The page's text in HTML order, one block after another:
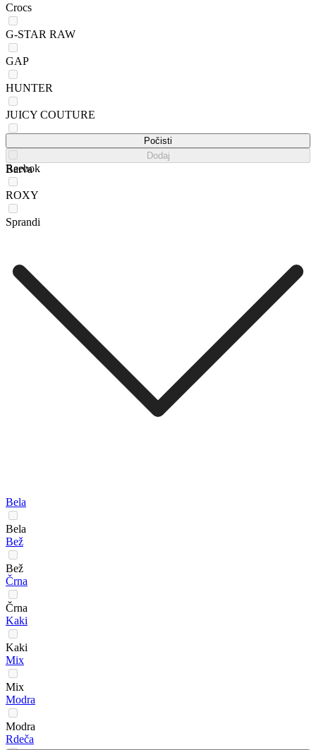
Crocs
G-STAR RAW
GAP
HUNTER
JUICY COUTURE
Reebok
ROXY
Sprandi
Počisti
Dodaj
Barva
Bela
Bela
Bež
Bež
Črna
Črna
Kaki
Kaki
Mix
Mix
Modra
Modra
Rdeča